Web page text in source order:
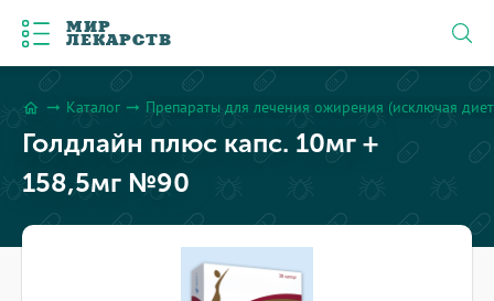
МИР
ЛЕКАРСТВ
home arrow_right_alt Каталог arrow_right_alt Препараты для лечения ожирения (исключая
Голдлайн плюс капс. 10мг +
158,5мг №90